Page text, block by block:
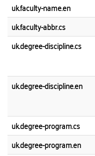
uk.faculty-name.en
uk.faculty-abbr.cs
uk.degree-discipline.cs
uk.degree-discipline.en
uk.degree-program.cs
uk.degree-program.en